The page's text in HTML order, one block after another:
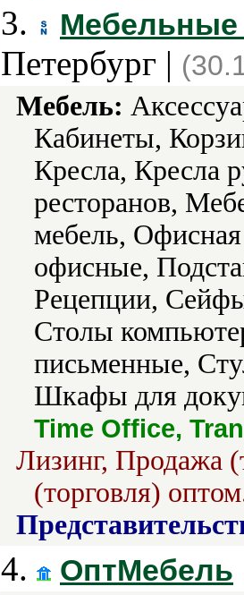
3.
Петербург |
Мебель:
Кабинеты,
Кресла, Кресла
ресторанов,
мебель,
офисные,
Рецепции,
Столы
письменные,
Шкафы для
Time Office,
Лизинг, Продажа
(торговля)
4. ОптМебель